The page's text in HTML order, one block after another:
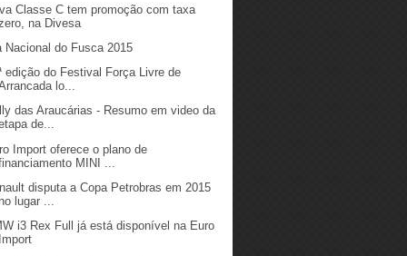
Classe C tem promoção com taxa
na Divesa
Nacional do Fusca 2015
edição do Festival Força Livre de
lo...
das Araucárias - Resumo em video da
de...
Import oferece o plano de
MINI ...
disputa a Copa Petrobras em 2015
lugar ...
i3 Rex Full já está disponível na Euro